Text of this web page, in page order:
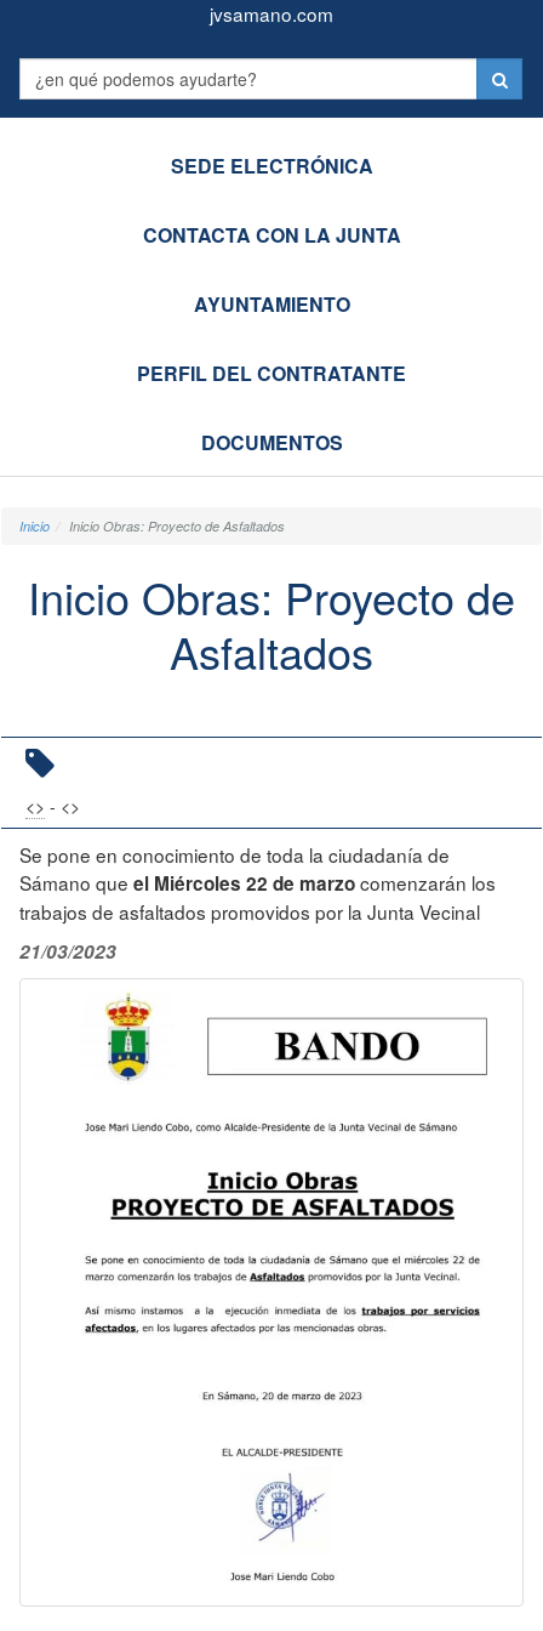
Vecinales
de
Urdiales
jvsamano.com
Label
SEDE ELECTRÓNICA
CONTACTA CON LA JUNTA
AYUNTAMIENTO
PERFIL DEL CONTRATANTE
DOCUMENTOS
Inicio Inicio Obras: Proyecto de Asfaltados
Inicio Obras: Proyecto de
Asfaltados
<> - <>
Se pone en conocimiento de toda la ciudadanía de
Sámano que el Miércoles 22 de marzocomenzarán los
trabajos de asfaltados promovidos por la Junta Vecinal
21/03/2023